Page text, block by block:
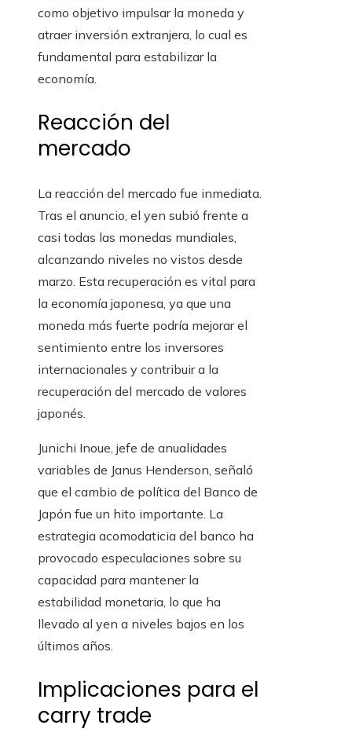
como objetivo impulsar la moneda y
atraer inversión extranjera, lo cual es
fundamental para estabilizar la
economía.
Reacción del
mercado
La reacción del mercado fue inmediata.
Tras el anuncio, el yen subió frente a
casi todas las monedas mundiales,
alcanzando niveles no vistos desde
marzo. Esta recuperación es vital para
la economía japonesa, ya que una
moneda más fuerte podría mejorar el
sentimiento entre los inversores
internacionales y contribuir a la
recuperación del mercado de valores
japonés.
Junichi Inoue, jefe de anualidades
variables de Janus Henderson, señaló
que el cambio de política del Banco de
Japón fue un hito importante. La
estrategia acomodaticia del banco ha
provocado especulaciones sobre su
capacidad para mantener la
estabilidad monetaria, lo que ha
llevado al yen a niveles bajos en los
últimos años.
Implicaciones para el
carry trade